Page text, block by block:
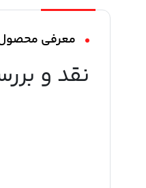
معرفی
نقد و